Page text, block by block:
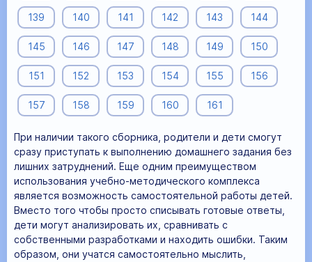
139 140 141 142 143 144
145 146 147 148 149 150
151 152 153 154 155 156
157 158 159 160 161
При наличии такого сборника, родители и дети смогут
сразу приступать к выполнению домашнего задания без
лишних затруднений. Еще одним преимуществом
использования учебно-методического комплекса
является возможность самостоятельной работы детей.
Вместо того чтобы просто списывать готовые ответы,
дети могут анализировать их, сравнивать с
собственными разработками и находить ошибки. Таким
образом, они учатся самостоятельно мыслить,